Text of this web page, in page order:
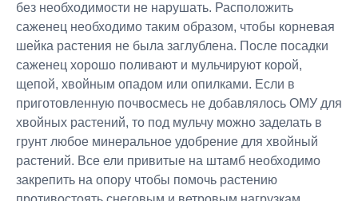
без необходимости не нарушать. Расположить
саженец необходимо таким образом, чтобы корневая
шейка растения не была заглублена. После посадки
саженец хорошо поливают и мульчируют корой,
щепой, хвойным опадом или опилками. Если в
приготовленную почвосмесь не добавлялось ОМУ для
хвойных растений, то под мульчу можно заделать в
грунт любое минеральное удобрение для хвойный
растений. Все ели привитые на штамб необходимо
закрепить на опору чтобы помочь растению